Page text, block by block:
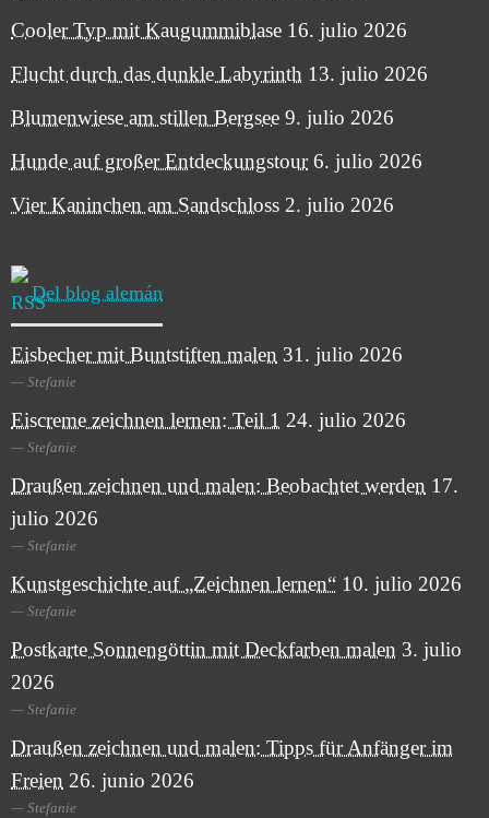
Cooler Typ mit Kaugummiblase 16. julio 2026
Flucht durch das dunkle Labyrinth 13. julio 2026
Blumenwiese am stillen Bergsee 9. julio 2026
Hunde auf großer Entdeckungstour 6. julio 2026
Vier Kaninchen am Sandschloss 2. julio 2026
Del blog alemán
Eisbecher mit Buntstiften malen 31. julio 2026
Stefanie
Eiscreme zeichnen lernen: Teil 1 24. julio 2026
Stefanie
Draußen zeichnen und malen: Beobachtet werden 17.
julio 2026
Stefanie
Kunstgeschichte auf „Zeichnen lernen“ 10. julio 2026
Stefanie
Postkarte Sonnengöttin mit Deckfarben malen 3. julio
2026
Stefanie
Draußen zeichnen und malen: Tipps für Anfänger im
Freien 26. junio 2026
Stefanie